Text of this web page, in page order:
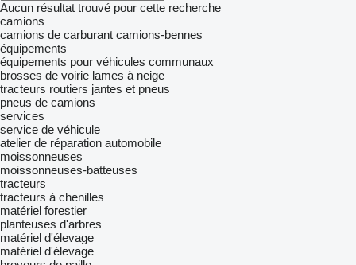
Aucun résultat trouvé pour cette recherche
camions
camions de carburant camions-bennes
équipements
équipements pour véhicules communaux
brosses de voirie lames à neige
tracteurs routiers jantes et pneus
pneus de camions
services
service de véhicule
atelier de réparation automobile
moissonneuses
moissonneuses-batteuses
tracteurs
tracteurs à chenilles
matériel forestier
planteuses d'arbres
matériel d'élevage
matériel d'élevage